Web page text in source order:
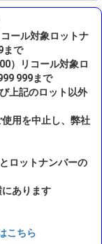
ール対象ロットナ
まで
）リコール対象ロ
999まで
上記のロット以外
用を中止し、弊社
ロットナンバーの
あります
こちら